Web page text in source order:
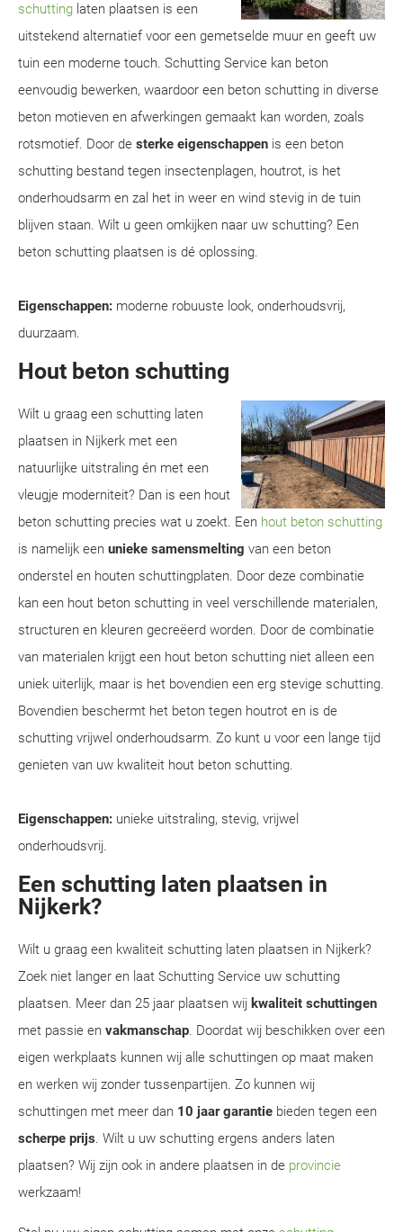
schutting laten plaatsen is een
uitstekend alternatief voor een gemetselde muur en geeft uw
tuin een moderne touch. Schutting Service kan beton
eenvoudig bewerken, waardoor een beton schutting in diverse
beton motieven en afwerkingen gemaakt kan worden, zoals
rotsmotief. Door de sterke eigenschappen is een beton
schutting bestand tegen insectenplagen, houtrot, is het
onderhoudsarm en zal het in weer en wind stevig in de tuin
blijven staan. Wilt u geen omkijken naar uw schutting? Een
beton schutting plaatsen is dé oplossing.
Eigenschappen: moderne robuuste look, onderhoudsvrij,
duurzaam.
Hout beton schutting
Wilt u graag een schutting laten
plaatsen in Nijkerk met een
natuurlijke uitstraling én met een
vleugje moderniteit? Dan is een hout
beton schutting precies wat u zoekt. Een hout beton schutting
is namelijk een unieke samensmelting van een beton
onderstel en houten schuttingplaten. Door deze combinatie
kan een hout beton schutting in veel verschillende materialen,
structuren en kleuren gecreëerd worden. Door de combinatie
van materialen krijgt een hout beton schutting niet alleen een
uniek uiterlijk, maar is het bovendien een erg stevige schutting.
Bovendien beschermt het beton tegen houtrot en is de
schutting vrijwel onderhoudsarm. Zo kunt u voor een lange tijd
genieten van uw kwaliteit hout beton schutting.
Eigenschappen: unieke uitstraling, stevig, vrijwel
onderhoudsvrij.
Een schutting laten plaatsen in
Nijkerk?
Wilt u graag een kwaliteit schutting laten plaatsen in Nijkerk?
Zoek niet langer en laat Schutting Service uw schutting
plaatsen. Meer dan 25 jaar plaatsen wij kwaliteit schuttingen
met passie en vakmanschap. Doordat wij beschikken over een
eigen werkplaats kunnen wij alle schuttingen op maat maken
en werken wij zonder tussenpartijen. Zo kunnen wij
schuttingen met meer dan 10 jaar garantie bieden tegen een
scherpe prijs. Wilt u uw schutting ergens anders laten
plaatsen? Wij zijn ook in andere plaatsen in de provincie
werkzaam!